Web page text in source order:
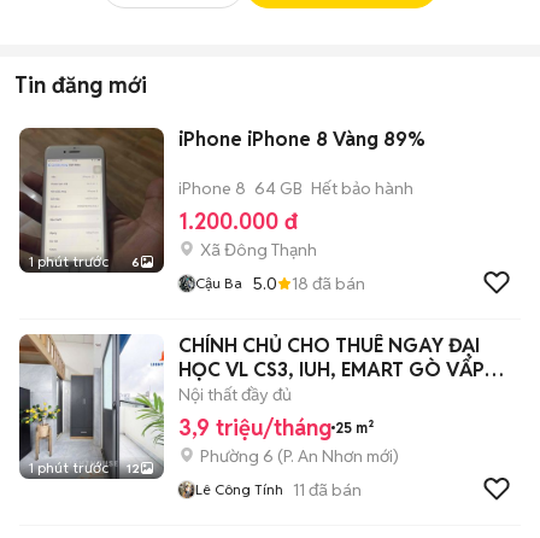
Tin đăng mới
1 phút trước 6
iPhone iPhone 8 Vàng 89%
iPhone 8 64 GB Hết bảo hành
1.200.000 đ
Xã Đông Thạnh
Cậu Ba 5.0 18 đã bán
1 phút trước 12
CHÍNH CHỦ CHO THUÊ NGAY ĐẠI
HỌC VL CS3, IUH, EMART GÒ VẤP
FULL NT GV
Nội thất đầy đủ
3,9 triệu/tháng 25 m²
Phường 6 (P. An Nhơn mới)
Lê Công Tính 11 đã bán